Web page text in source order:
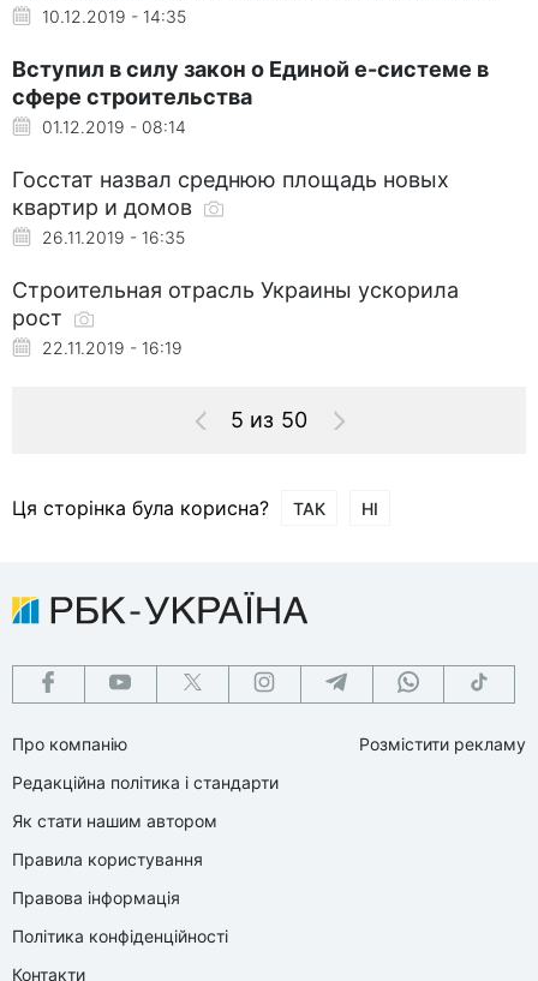
10.12.2019 - 14:35
Вступил в силу закон о Единой е-системе в
сфере строительства
01.12.2019 - 08:14
Госстат назвал среднюю площадь новых
квартир и домов
26.11.2019 - 16:35
Строительная отрасль Украины ускорила
рост
22.11.2019 - 16:19
5 из 50
Ця сторінка була корисна? ТАК НІ
Про компанію
Редакційна політика і стандарти
Як стати нашим автором
Правила користування
Правова інформація
Політика конфіденційності
Контакти
Розмістити рекламу